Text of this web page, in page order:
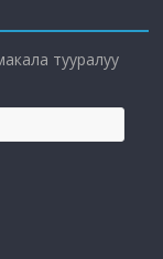
тууралуу